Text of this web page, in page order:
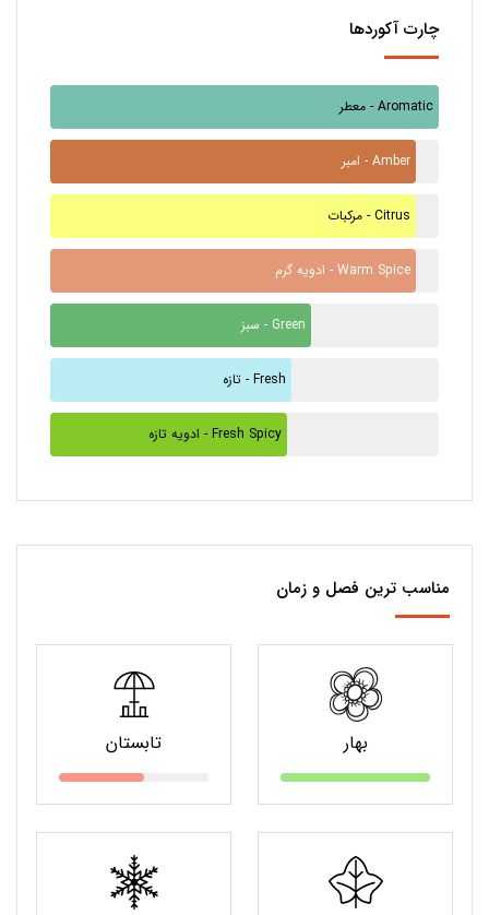
چارت آکوردها
معطر - Aromatic
امبر - Amber
مرکبات - Citrus
ادویه گرم - Warm Spice
سبز - Green
تازه - Fresh
ادویه تازه - Fresh Spicy
مناسب ترین فصل و زمان
بهار تابستان